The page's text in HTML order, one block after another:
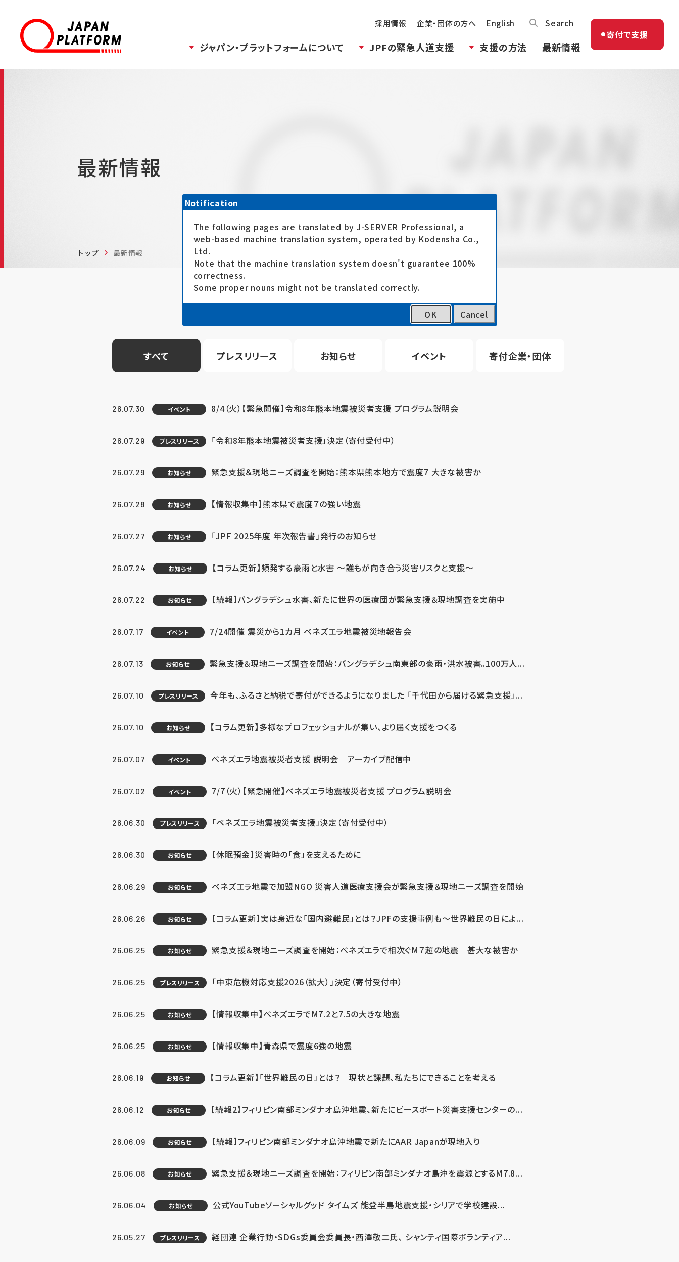
採用情報 企業・団体の方へ English Search
ジャパン・プラットフォームについて JPFの緊急人道支援 支援の方法 最新情報
寄付で支援
最新情報
トップ 最新情報
すべて プレスリリース お知らせ イベント 寄付企業・団体
26.07.30 イベント 8/4（火）【緊急開催】令和8年熊本地震被災者支援 プログラム説明会
26.07.29 プレスリリース 「令和8年熊本地震被災者支援」決定（寄付受付中）
26.07.29 お知らせ 緊急支援＆現地ニーズ調査を開始：熊本県熊本地方で震度7 大きな被害か
26.07.28 お知らせ 【情報収集中】熊本県で震度７の強い地震
26.07.27 お知らせ 「JPF 2025年度 年次報告書」発行のお知らせ
26.07.24 お知らせ 【コラム更新】頻発する豪雨と水害 ～誰もが向き合う災害リスクと支援～
26.07.22 お知らせ 【続報】バングラデシュ水害、新たに世界の医療団が緊急支援＆現地調査を実施中
26.07.17 イベント 7/24開催 震災から1カ月 ベネズエラ地震被災地報告会
26.07.13 お知らせ 緊急支援＆現地ニーズ調査を開始：バングラデシュ南東部の豪雨・洪水被害。100万人...
26.07.10 プレスリリース 今年も、ふるさと納税で寄付ができるようになりました 「千代田から届ける緊急支援」...
26.07.10 お知らせ 【コラム更新】多様なプロフェッショナルが集い、より届く支援をつくる
26.07.07 イベント ベネズエラ地震被災者支援 説明会 アーカイブ配信中
26.07.02 イベント 7/7（火）【緊急開催】ベネズエラ地震被災者支援 プログラム説明会
26.06.30 プレスリリース 「ベネズエラ地震被災者支援」決定（寄付受付中）
26.06.30 お知らせ 【休眠預金】災害時の「食」を支えるために
26.06.29 お知らせ ベネズエラ地震で加盟NGO 災害人道医療支援会が緊急支援＆現地ニーズ調査を開始
26.06.26 お知らせ 【コラム更新】実は身近な「国内避難民」とは？JPFの支援事例も～世界難民の日によ...
26.06.25 お知らせ 緊急支援＆現地ニーズ調査を開始：ベネズエラで相次ぐM７超の地震 甚大な被害か
26.06.25 プレスリリース 「中東危機対応支援2026（拡大）」決定（寄付受付中）
26.06.25 お知らせ 【情報収集中】ベネズエラでM7.2と7.5の大きな地震
26.06.25 お知らせ 【情報収集中】青森県で震度6強の地震
26.06.19 お知らせ 【コラム更新】「世界難民の日」とは？ 現状と課題、私たちにできることを考える
26.06.12 お知らせ 【続報2】フィリピン南部ミンダナオ島沖地震、新たにピースボート災害支援センターの...
26.06.09 お知らせ 【続報】フィリピン南部ミンダナオ島沖地震で新たにAAR Japanが現地入り
26.06.08 お知らせ 緊急支援＆現地ニーズ調査を開始：フィリピン南部ミンダナオ島沖を震源とするM7.8...
26.06.04 お知らせ 公式YouTubeソーシャルグッド タイムズ 能登半島地震支援・シリアで学校建設...
26.05.27 プレスリリース 経団連 企業行動・SDGs委員会委員長・西澤敬二氏、 シャンティ国際ボランティア...
Notification
The following pages are translated by J-SERVER Professional, a
web-based machine translation system, operated by Kodensha Co.,
Ltd.
Note that the machine translation system doesn't guarantee 100%
correctness.
Some proper nouns might not be translated correctly.
OK Cancel